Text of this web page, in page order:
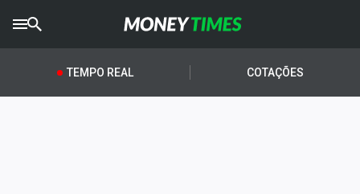
CRYPTOTIMES
AGROTIMES
TEMPO REAL COTAÇÕES